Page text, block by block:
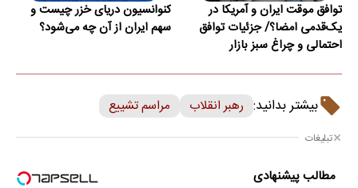
توافق موقت ایران و آمریکا در
یک‌قدمی امضا؟/ جزئیات توافق
احتمالی و چراغ سبز بازار
کنوانسیون دریای خزر چیست و
سهم ایران از آن چه می‌شود؟
بیشتر بدانید: رهبر انقلاب مراسم تشییع
تبلیغات
مطالب پیشنهادی